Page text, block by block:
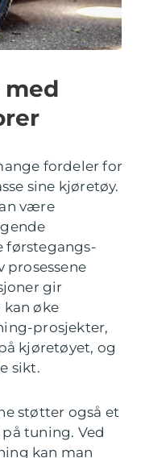
fordeler for
sine kjøretøy.
være
førstegangs-
prosessene
gir
øke
prosjekter,
kjøretøyet, og
sikt.
støtter også et
tuning. Ved
kan man